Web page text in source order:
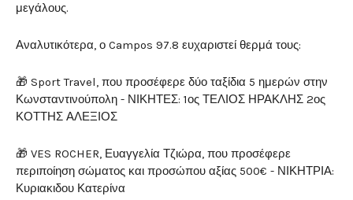
μεγάλους.
Αναλυτικότερα, ο Campos 97.8 ευχαριστεί θερμά τους:
🎁 Sport Travel, που προσέφερε δύο ταξίδια 5 ημερών στην
Κωνσταντινούπολη - ΝΙΚΗΤΕΣ: 1ος ΤΕΛΙΟΣ ΗΡΑΚΛΗΣ 2ος
ΚΟΤΤΗΣ ΑΛΕΞΙΟΣ
🎁 VES ROCHER, Ευαγγελία Τζιώρα, που προσέφερε
περιποίηση σώματος και προσώπου αξίας 500€ - ΝΙΚΗΤΡΙΑ:
Κυριακιδου Κατερίνα